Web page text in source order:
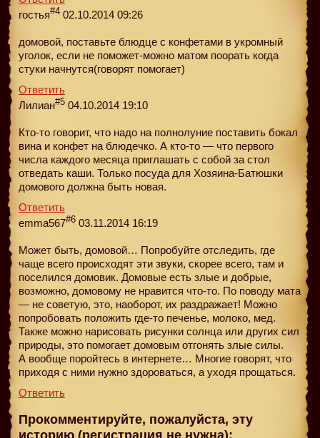
гостья#4 02.10.2014 09:26
домовой, поставьте блюдце с конфетами в укромный
уголок, если не поможет-можно матом поорать когда
стуки начнутся(говорят помогает)
Ответить
Лилиан#5 04.10.2014 19:10
Кто-то говорит, что надо на полнолуние поставить бокал
вина и конфет на блюдечко. А кто-то — что первого
числа каждого месяца приглашать с собой за стол
отведать каши. Только посуда для Хозяина-Батюшки
домового должна быть новая.
Ответить
emma567#6 03.11.2014 16:19
Может быть, домовой… Попробуйте отследить, где
чаще всего происходят эти звуки, скорее всего, там и
поселился домовик. Домовые есть злые и добрые,
возможно, домовому не нравится что-то. По поводу мата
— не советую, это, наоборот, их раздражает! Можно
попробовать положить где-то печенье, молоко, мед.
Также можно нарисовать рисунки солнца или других сил
природы, это помогает домовым отгонять злые силы.
А вообще поройтесь в интернете… Многие говорят, что
приходя с ними нужно здороваться, а уходя прощаться.
Ответить
Прокомментируйте, пожалуйста, эту